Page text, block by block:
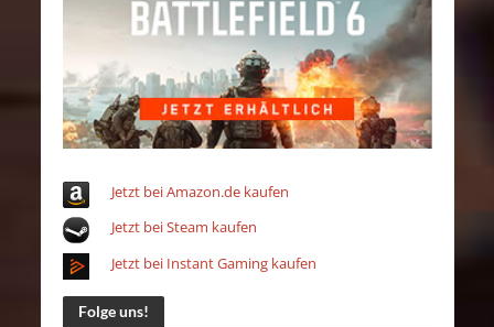
Jetzt bei Amazon.de kaufen
Jetzt bei Steam kaufen
Jetzt bei Instant Gaming kaufen
Folge uns!